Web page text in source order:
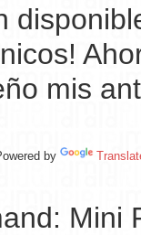
mis
by
Mini